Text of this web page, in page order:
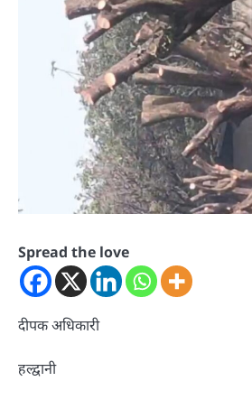
Spread the love
दीपक अधिकारी
हल्द्वानी